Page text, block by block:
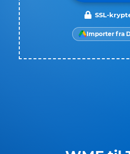
SSL-
Importer fra